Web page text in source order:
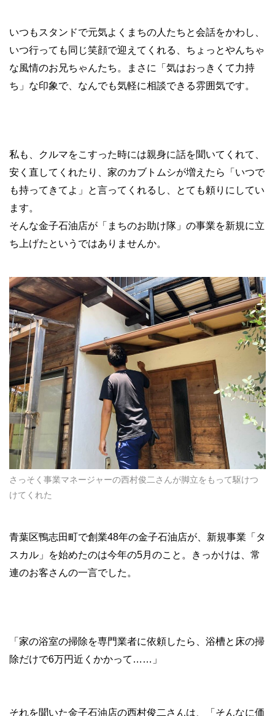
いつもスタンドで元気よくまちの人たちと会話をかわし、
いつ行っても同じ笑顔で迎えてくれる、ちょっとやんちゃ
な風情のお兄ちゃんたち。まさに「気はおっきくて力持
ち」な印象で、なんでも気軽に相談できる雰囲気です。
私も、クルマをこすった時には親身に話を聞いてくれて、
安く直してくれたり、家のカブトムシが増えたら「いつで
も持ってきてよ」と言ってくれるし、とても頼りにしてい
ます。
そんな金子石油店が「まちのお助け隊」の事業を新規に立
ち上げたというではありませんか。
さっそく事業マネージャーの西村俊二さんが脚立をもって駆けつ
けてくれた
青葉区鴨志田町で創業48年の金子石油店が、新規事業「タ
スカル」を始めたのは今年の5月のこと。きっかけは、常
連のお客さんの一言でした。
「家の浴室の掃除を専門業者に依頼したら、浴槽と床の掃
除だけで6万円近くかかって……」
それを聞いた金子石油店の西村俊二さんは、「そんなに価